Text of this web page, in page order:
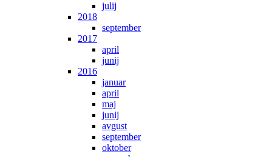
julij
2018
september
2017
april
junij
2016
januar
april
maj
junij
avgust
september
oktober